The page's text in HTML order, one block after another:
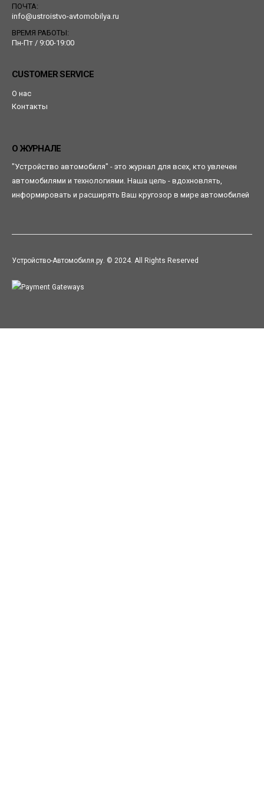
ПОЧТА:
info@ustroistvo-avtomobilya.ru
ВРЕМЯ РАБОТЫ:
Пн-Пт / 9:00-19:00
CUSTOMER SERVICE
О нас
Контакты
О ЖУРНАЛЕ
"Устройство автомобиля" - это журнал для всех, кто увлечен
автомобилями и технологиями. Наша цель - вдохновлять,
информировать и расширять Ваш кругозор в мире автомобилей
Устройство-Автомобиля.ру. © 2024. All Rights Reserved